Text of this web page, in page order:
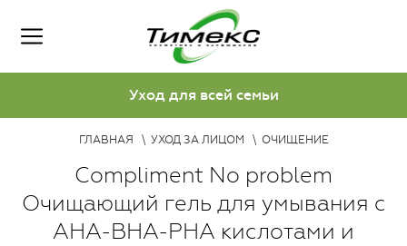
Уход для всей семьи
ГЛАВНАЯ УХОД ЗА ЛИЦОМ ОЧИЩЕНИЕ
Compliment No problem
Очищающий гель для умывания с
АНА-ВНА-РНА кислотами и